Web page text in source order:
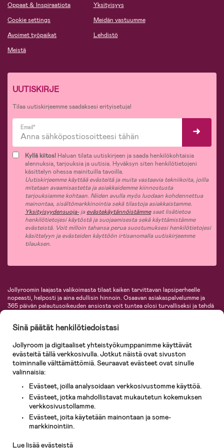
Oppaat & Inspiraatiota
Cookie settings
Avoimet työpaikat
Meistä
Yksityisyys
Meidän vastuumme
Lehdistö
UUTISKIRJE
Tilaa uutiskirjeemme saadaksesi erityisetuja!
Email*
Kyllä kiitos! Haluan tilata uutiskirjeen ja saada henkilökohtaisia
alennuksia, tarjouksia ja uutisia. Hyväksyn siten henkilötietojeni
käsittelyn ohessa mainituilla tavoilla.
Uutiskirjeemme käyttää evästeitä ja muita vastaavia tekniikoita, joilla
mitataan avaamisastetta ja asiakkaidemme kiinnostusta
tarjouksiamme kohtaan. Niiden avulla myös luodaan kohdennettua
mainontaa, sisältömarkkinointia sekä tilastoja asiakkaistamme.
Yksityisyydensuoja-jaevästekäytännöistämmesaat lisätietoa
henkilötietojesi käytöstä ja suojaamisesta sekä käyttämistämme
evästeistä. Voit milloin tahansa perua suostumuksesi henkilötietojesi
käsittelyyn ja evästeiden käyttöön irtisanomalla uutiskirjeemme
tilauksen.
Jollyroomin laajasta valikoimasta tilaat kaiken tarvittavan lapsiperheelle
nopeasti, helposti ja aina edullisin hinnoin. Osaavan asiakaspalvelumme ja
365 päivän palautusoikeuden ansiosta voit tuntea olosi turvalliseksi ja tehdä
lastentarvikkeita sekä paljon muuta. Meiltä löydät lukuisia tunnettuja
KidKraft, Ergobaby, Philips Avent, Neonate, Cybex, LEGO ja monia muita!
Tervetuloa shoppailemaan Pohjoismaiden suurimpaan lastentarvikkeiden
verkkokauppaan!
Sinä päätät henkilötiedoistasi
Jollyroom ja digitaaliset yhteistyökumppanimme käyttävät
evästeitä tällä verkkosivulla. Jotkut näistä ovat sivuston
toiminnalle välttämättömiä. Seuraavat evästeet ovat sinulle
valinnaisia:
Evästeet, joilla analysoidaan verkkosivustomme käyttöä.
Evästeet, jotka mahdollistavat mukautetun kokemuksen
verkkosivustollamme.
Evästeet, joita käytetään mainontaan ja some-
markkinointiin.
Lue lisää evästeistä